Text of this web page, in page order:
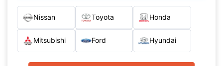
Nissan Toyota Honda
Mitsubishi Ford Hyundai